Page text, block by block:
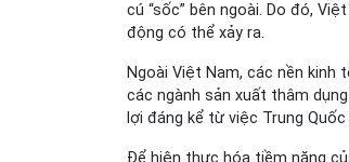
cú “sốc” bên ngoài. Do đó,
động có thể xảy ra.
Ngoài Việt Nam, các nền
các ngành sản xuất thâm
lợi đáng kể từ việc Trung